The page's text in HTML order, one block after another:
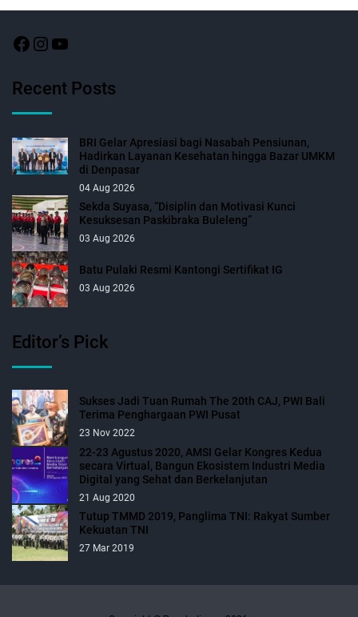
Recent Posts
BRI Gelar Apresiasi bagi Nasabah Pensiunan,
Hadirkan Layanan Kesehatan hingga Bazar UMKM
di Denpasar
04 Aug 2026
Sekda Suyasa, “Disiplin dan Motivasi Kunci
Kesuksesan Paskibraka Buleleng”
03 Aug 2026
Batu Pulaki Resmi Kantongi Sertifikat IG
03 Aug 2026
Editor’s Pick
Sukses Jadi Tuan Rumah The 20th CAJ, PWI Bali
Terima Penghargaan PWI Pusat
23 Nov 2022
22-23 Agustus 2020, AMSI Gelar Kongres Kedua
secara Virtual, Bangun Ekosistem Industri Media
Digital yang Sehat dan Berkelanjutan
21 Aug 2020
Tutup TMMD 2019, Panglima TNI: Rakyat Sumber
Kekuatan TNI
27 Mar 2019